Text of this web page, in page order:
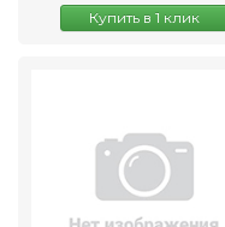
Купить в 1 клик